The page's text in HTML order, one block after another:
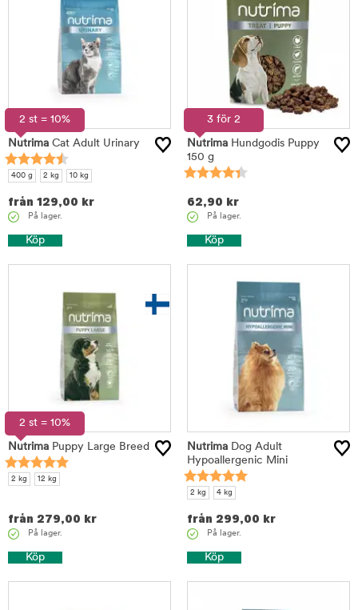
2 st = 10%
Nutrima Cat Adult Urinary
400 g 2 kg 10 kg
från 129,00 kr
På lager.
Köp
3 för 2
Nutrima Hundgodis Puppy
150 g
62,90 kr
På lager.
Köp
2 st = 10%
Nutrima Puppy Large Breed
2 kg 12 kg
från 279,00 kr
På lager.
Köp
Nutrima Dog Adult
Hypoallergenic Mini
2 kg 4 kg
från 299,00 kr
På lager.
Köp